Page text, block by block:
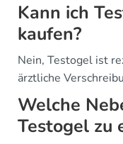
Kann ich
kaufen?
Nein, Testogel ist
ärztliche
Welche
Testogel zu